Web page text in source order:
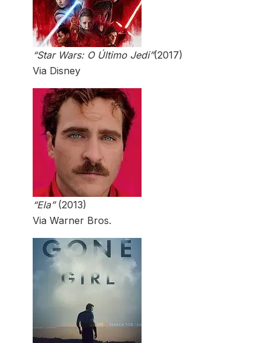
“Star Wars: O Último Jedi”(2017)
Via Disney
“Ela”(2013)
Via Warner Bros.